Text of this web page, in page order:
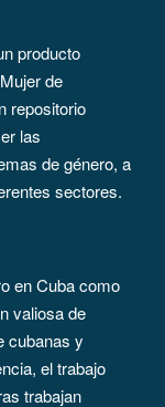
producto
de
repositorio
las
de género, a
sectores.
en Cuba como
valiosa de
cubanas y
el trabajo
trabajan